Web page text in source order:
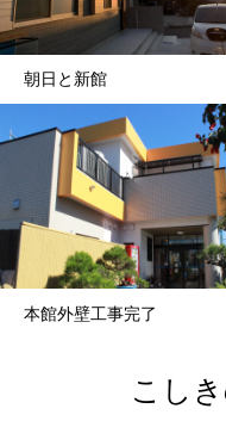
朝日と新館
本館外壁工事完了
こし